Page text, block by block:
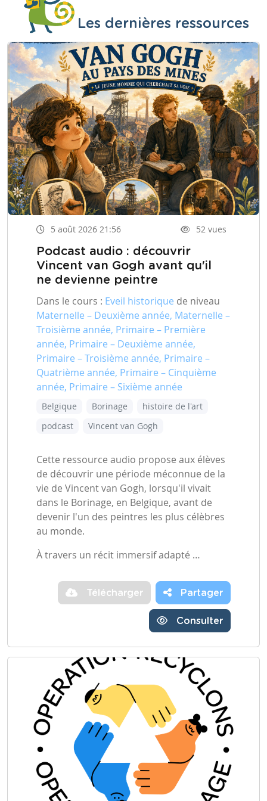
Les dernières ressources
5 août 2026 21:56 52 vues
Podcast audio : découvrir
Vincent van Gogh avant qu'il
ne devienne peintre
Dans le cours : Eveil historique de niveau
Maternelle – Deuxième année, Maternelle –
Troisième année, Primaire – Première
année, Primaire – Deuxième année,
Primaire – Troisième année, Primaire –
Quatrième année, Primaire – Cinquième
année, Primaire – Sixième année
Belgique Borinage
histoire de l'art
podcast
Vincent van Gogh
Cette ressource audio propose aux élèves
de découvrir une période méconnue de la
vie de Vincent van Gogh, lorsqu'il vivait
dans le Borinage, en Belgique, avant de
devenir l'un des peintres les plus célèbres
au monde.
À travers un récit immersif adapté …
Télécharger Partager
Consulter